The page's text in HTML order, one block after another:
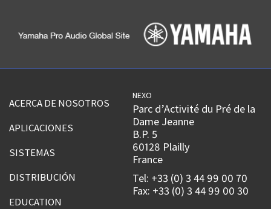
ACERCA DE NOSOTROS
APLICACIONES
SISTEMAS
DISTRIBUCIÓN
EDUCATION
NEXO
Parc d’Activité du Pré de la
Dame Jeanne
B.P. 5
60128 Plailly
France
Tel: +33 (0) 3 44 99 00 70
Fax: +33 (0) 3 44 99 00 30